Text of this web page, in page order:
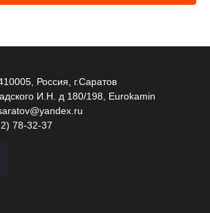
Россия, г.Саратов
И.Н. д 180/198, Eurokamin
78-32-37